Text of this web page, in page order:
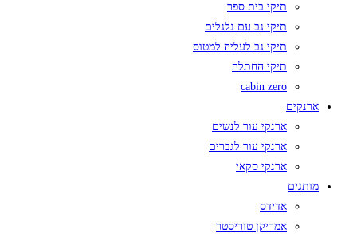
תיקי בית ספר
תיקי גב עם גלגלים
תיקי גב לעליה למטוס
תיקי החתלה
cabin zero
ארנקים
ארנקי עור לנשים
ארנקי עור לגברים
ארנקי סקאי
מותגים
אדידס
אמריקן טוריסטר